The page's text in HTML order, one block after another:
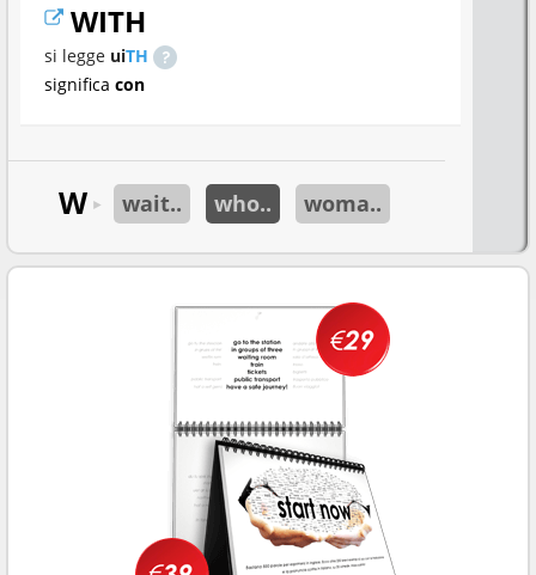
WITH
si legge uiTH
significa con
W ► wait.. who.. woma..